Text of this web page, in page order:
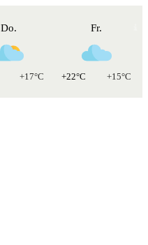
Do.
+17°C
Fr.
+22°C +15°C